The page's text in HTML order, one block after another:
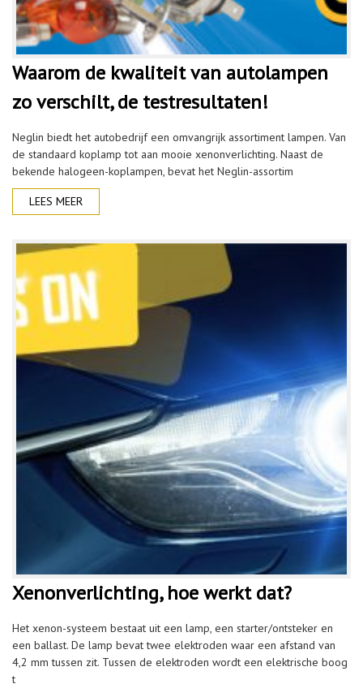
Waarom de kwaliteit van autolampen
zo verschilt, de testresultaten!
Neglin biedt het autobedrijf een omvangrijk assortiment lampen. Van
de standaard koplamp tot aan mooie xenonverlichting. Naast de
bekende halogeen-koplampen, bevat het Neglin-assortim
LEES MEER
Xenonverlichting, hoe werkt dat?
Het xenon-systeem bestaat uit een lamp, een starter/ontsteker en
een ballast. De lamp bevat twee elektroden waar een afstand van
4,2 mm tussen zit. Tussen de elektroden wordt een elektrische boog
t